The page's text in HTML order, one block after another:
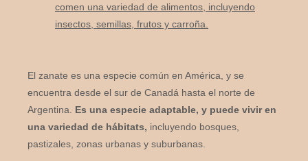
comen una variedad de alimentos, incluyendo
insectos, semillas, frutos y carroña.
El zanate es una especie común en América, y se
encuentra desde el sur de Canadá hasta el norte de
Argentina.
Es una especie adaptable, y puede vivir en
una variedad de hábitats, incluyendo bosques,
pastizales, zonas urbanas y suburbanas.